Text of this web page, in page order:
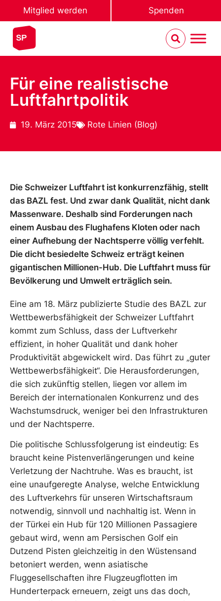
Mitglied werden Spenden
Für eine realistische
Luftfahrtpolitik
19. März 2015 Rote Linien (Blog)
Die Schweizer Luftfahrt ist konkurrenzfähig, stellt
das BAZL fest. Und zwar dank Qualität, nicht dank
Massenware. Deshalb sind Forderungen nach
einem Ausbau des Flughafens Kloten oder nach
einer Aufhebung der Nachtsperre völlig verfehlt.
Die dicht besiedelte Schweiz erträgt keinen
gigantischen Millionen-Hub. Die Luftfahrt muss für
Bevölkerung und Umwelt erträglich sein.
Eine am 18. März publizierte Studie des BAZL zur
Wettbewerbsfähigkeit der Schweizer Luftfahrt
kommt zum Schluss, dass der Luftverkehr
effizient, in hoher Qualität und dank hoher
Produktivität abgewickelt wird. Das führt zu „guter
Wettbewerbsfähigkeit“. Die Herausforderungen,
die sich zukünftig stellen, liegen vor allem im
Bereich der internationalen Konkurrenz und des
Wachstumsdruck, weniger bei den Infrastrukturen
und der Nachtsperre.
Die politische Schlussfolgerung ist eindeutig: Es
braucht keine Pistenverlängerungen und keine
Verletzung der Nachtruhe. Was es braucht, ist
eine unaufgeregte Analyse, welche Entwicklung
des Luftverkehrs für unseren Wirtschaftsraum
notwendig, sinnvoll und nachhaltig ist. Wenn in
der Türkei ein Hub für 120 Millionen Passagiere
gebaut wird, wenn am Persischen Golf ein
Dutzend Pisten gleichzeitig in den Wüstensand
betoniert werden, wenn asiatische
Fluggesellschaften ihre Flugzeugflotten im
Hunderterpack erneuern, zeigt uns das doch,